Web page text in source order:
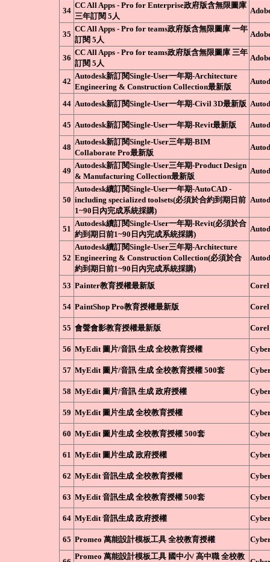
34
CC All Apps - Pro for Enterprise政府版含無限圖庫
三年訂閱 5人
35
CC All Apps - Pro for teams政府版含無限圖庫 一年
訂閱 5人
36
CC All Apps - Pro for teams政府版含無限圖庫 三年
訂閱 5人
42
Autodesk新訂閱Single-User一年期-Architecture
Engineering & Construction Collection最新版
44 Autodesk新訂閱Single-User一年期-Civil 3D最新版
45 Autodesk新訂閱Single-User一年期-Revit最新版
48
Autodesk新訂閱Single-User三年期-BIM
Collaborate Pro最新版
49
Autodesk新訂閱Single-User三年期-Product Design
& Manufacturing Collection最新版
50
Autodesk續訂閱Single-User一年期-AutoCAD -
including specialized toolsets(必須於合約到期日前
1~90日內完成系統採購)
51
Autodesk續訂閱Single-User一年期-Revit(必須於合
約到期日前1~90日內完成系統採購)
52
Autodesk續訂閱Single-User三年期-Architecture
Engineering & Construction Collection(必須於合
約到期日前1~90日內完成系統採購)
53 Painter教育授權最新版 Corel
54 PaintShop Pro教育授權最新版 Corel
55 會聲會影教育授權最新版 Corel
56 MyEdit 圖片/音訊 生成 全校教育授權
57 MyEdit 圖片/音訊 生成 全校教育授權 500套
58 MyEdit 圖片/音訊 生成 政府授權
59 MyEdit 圖片生成 全校教育授權
60 MyEdit 圖片生成 全校教育授權 500套
61 MyEdit 圖片生成 政府授權
62 MyEdit 音訊生成 全校教育授權
63 MyEdit 音訊生成 全校教育授權 500套
64 MyEdit 音訊生成 政府授權
65 Promeo 萬能設計模板工具 全校教育授權
Promeo 萬能設計模板工具 國中小/ 高中職 全校教